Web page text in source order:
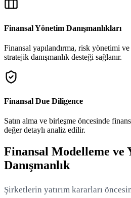
Finansal Yönetim Danışmanlıkları
Finansal yapılandırma, risk yönetimi
stratejik danışmanlık desteği sağlanır.
Finansal Due Diligence
Satın alma ve birleşme öncesinde
değer detaylı analiz edilir.
Finansal Modelleme ve
Danışmanlık
Şirketlerin yatırım kararları